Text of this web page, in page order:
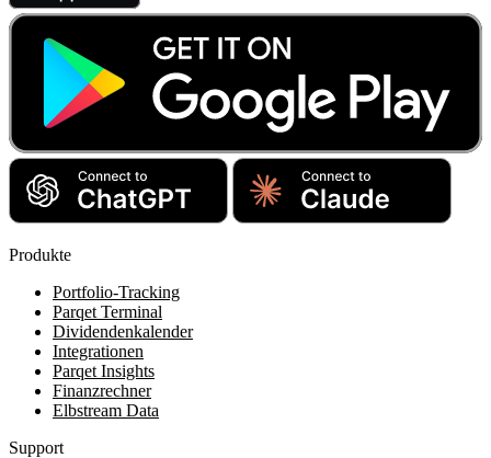
Produkte
Portfolio-Tracking
Parqet Terminal
Dividendenkalender
Integrationen
Parqet Insights
Finanzrechner
Elbstream Data
Support